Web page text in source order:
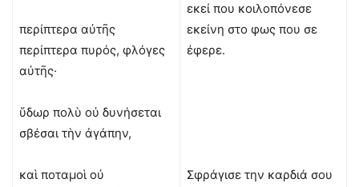
περίπτερα αὐτῆς
περίπτερα πυρός, φλόγες
αὐτῆς·
ὕδωρ πολὺ οὐ δυνήσεται
σβέσαι τὴν ἀγάπην,
καὶ ποταμοὶ οὐ
εκεί που κοιλοπόνεσε
εκείνη στο φως που σε
έφερε.
Σφράγισε την καρδιά σου